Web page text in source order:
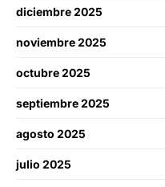
diciembre 2025
noviembre 2025
octubre 2025
septiembre 2025
agosto 2025
julio 2025